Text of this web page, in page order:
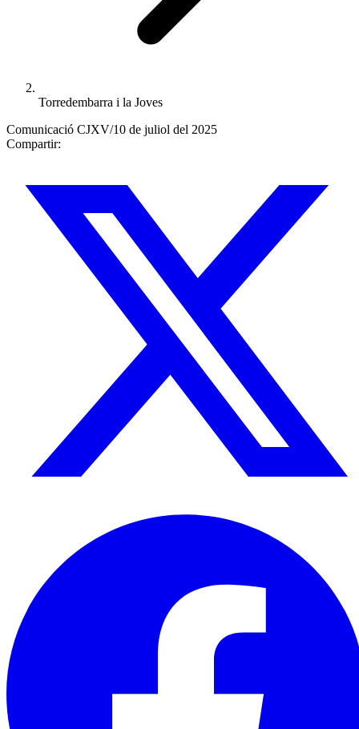
Torredembarra i la Joves
Comunicació CJXV/10 de juliol del 2025
Compartir: